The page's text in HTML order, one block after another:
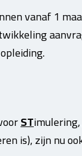
vanaf 1
STimulering,
is), zijn nu